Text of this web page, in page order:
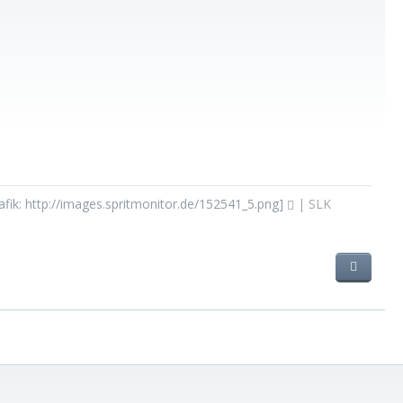
http://images.spritmonitor.de/152541_5.png] | SLK